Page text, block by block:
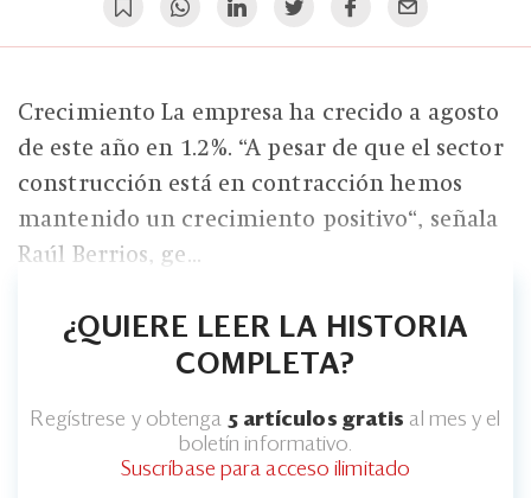
Crecimiento La empresa ha crecido a agosto
de este año en 1.2%. “A pesar de que el sector
construcción está en contracción hemos
mantenido un crecimiento positivo“, señala
Raúl Berrios, ge...
¿QUIERE LEER LA HISTORIA
COMPLETA?
Regístrese y obtenga 5 artículos gratis al mes y el
boletín informativo.
Suscríbase para acceso ilimitado